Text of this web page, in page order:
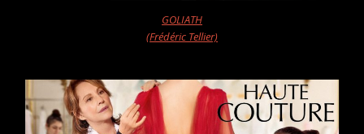
GOLIATH
(Frédéric Tellier)